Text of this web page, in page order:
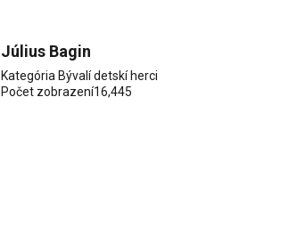
Július Bagin
Kategória Bývalí detskí herci
Počet zobrazení16,445